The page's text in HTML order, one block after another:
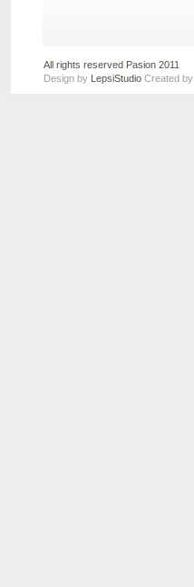
All rights reserved Pasion 2011
Design by LepsiStudio Created by